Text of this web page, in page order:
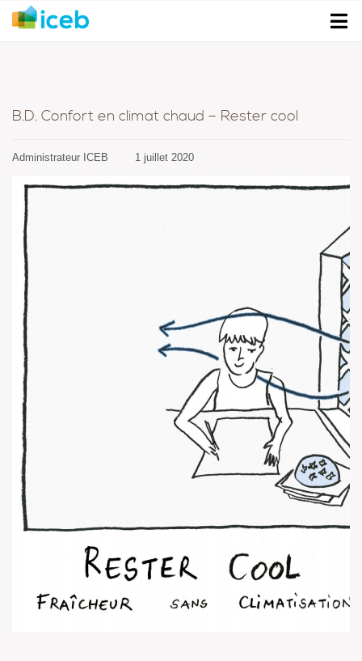
B.D. Confort en climat chaud – Rester cool
Administrateur ICEB 1 juillet 2020